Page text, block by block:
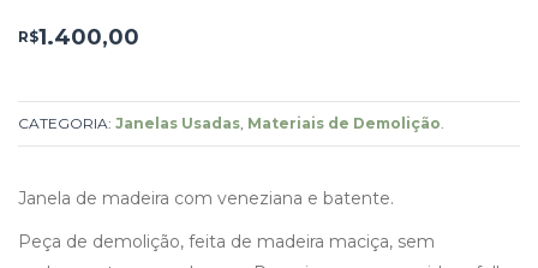
R$1.400,00
CATEGORIA: Janelas Usadas Materiais de Demolição
Janela de madeira com veneziana e batente.
Peça de demolição, feita de madeira maciça, sem